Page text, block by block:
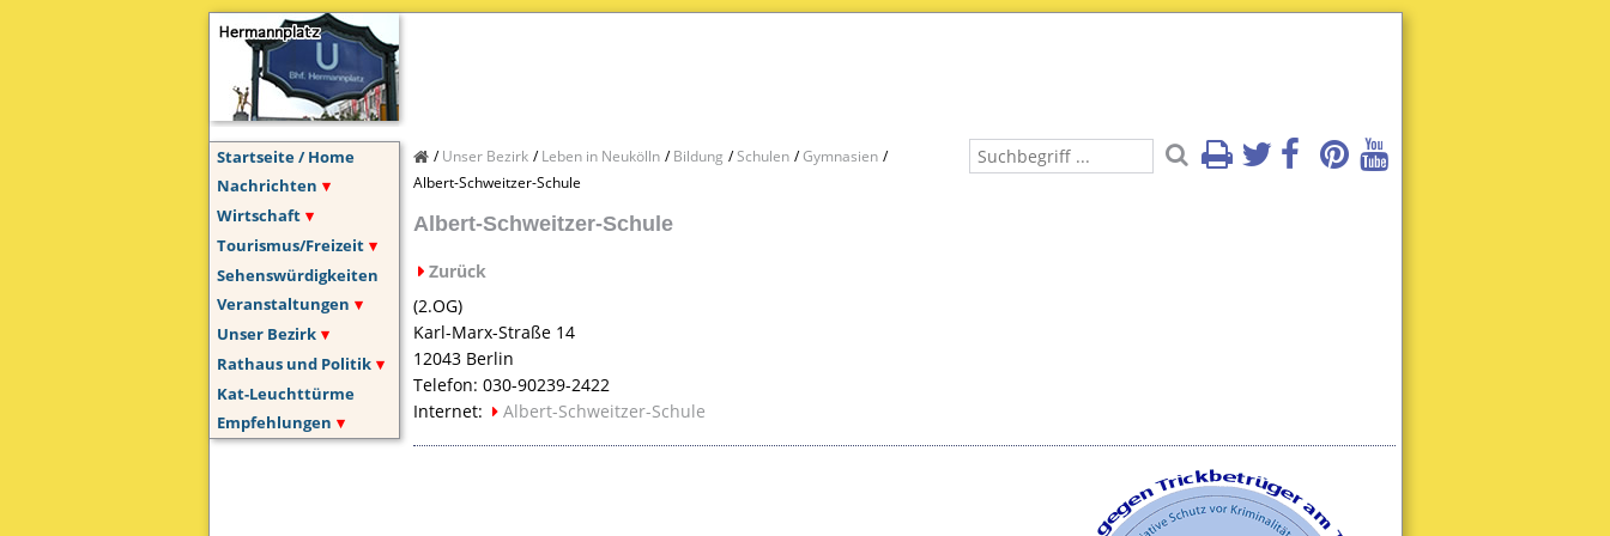
Startseite / Home
Nachrichten
Wirtschaft
Tourismus/Freizeit
Sehenswürdigkeiten
Veranstaltungen
Unser Bezirk
Rathaus und Politik
Kat-Leuchttürme
Empfehlungen
Unser Bezirk Leben in Neukölln Bildung Schulen
Gymnasien
Albert-Schweitzer-Schule
Albert-Schweitzer-Schule
Zurück
(2.OG)
Karl-Marx-Straße 14
12043 Berlin
Telefon: 030-90239-2422
Internet:
Albert-Schweitzer-Schule